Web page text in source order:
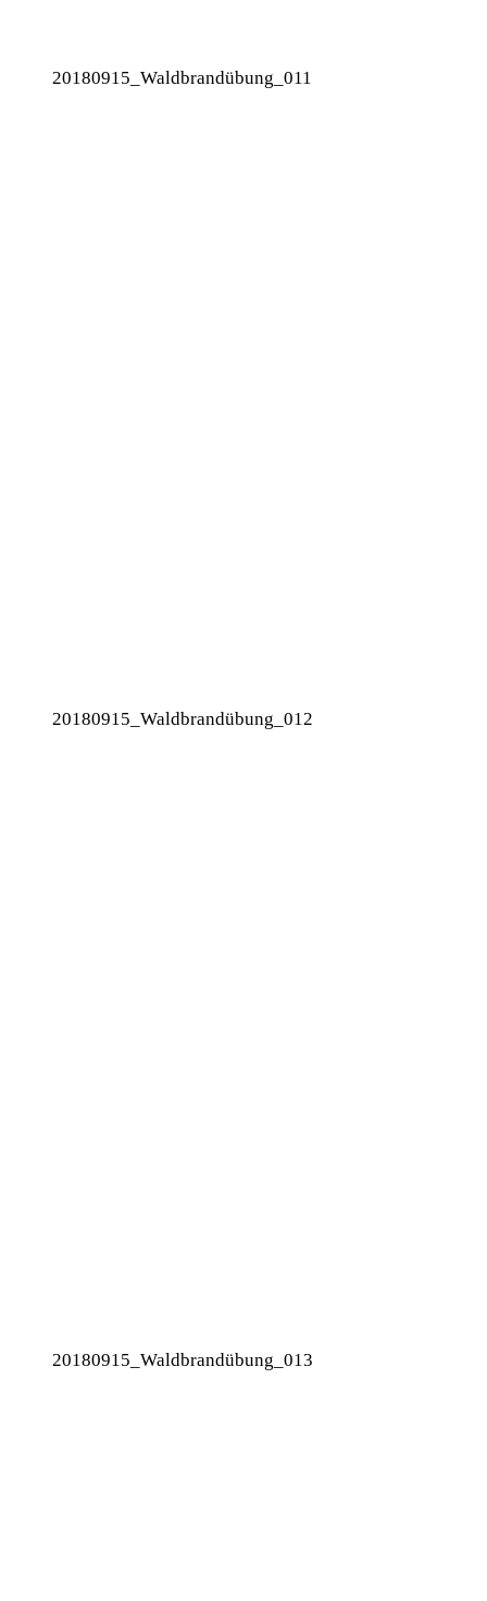
20180915_Waldbrandübung_011
20180915_Waldbrandübung_012
20180915_Waldbrandübung_013